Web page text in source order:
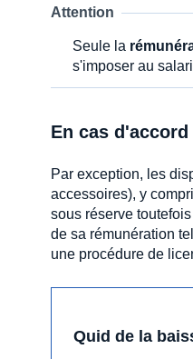
Attention
Seule la
s'imposer au
En cas
Par exception, les
accessoires), y
sous réserve
de sa rémunération
une procédure de
Quid de la